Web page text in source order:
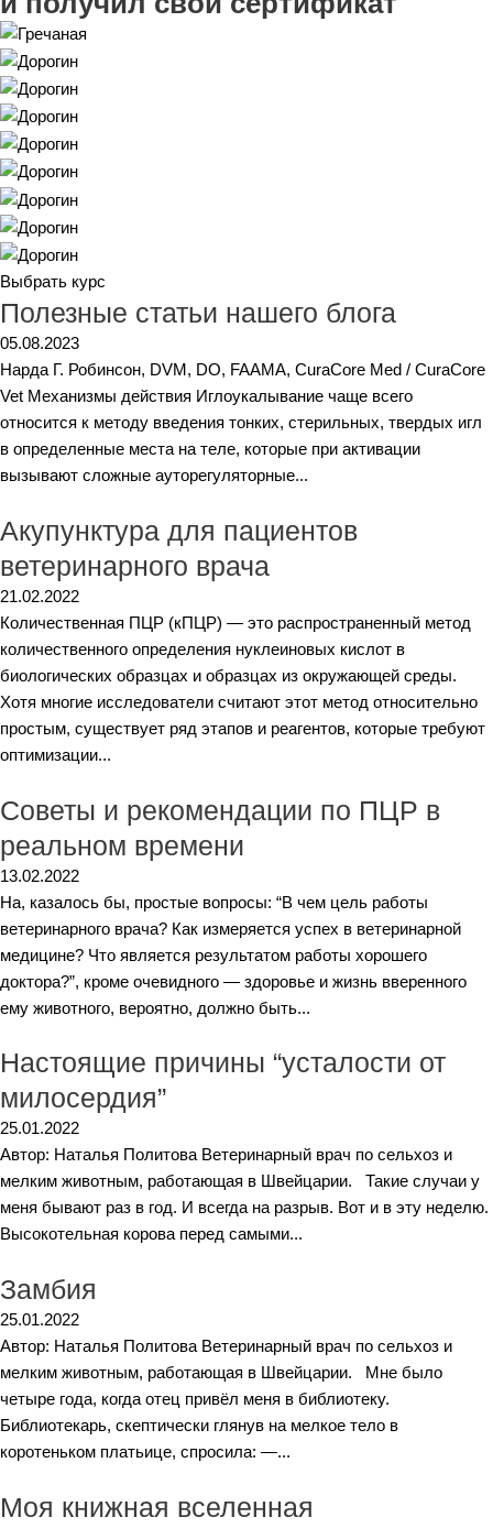
Выбрать курс
Полезные статьи нашего блога
05.08.2023
Нарда Г. Робинсон, DVM, DO, FAAMA, CuraCore Med / CuraCore
Vet Механизмы действия Иглоукалывание чаще всего
относится к методу введения тонких, стерильных, твердых игл
в определенные места на теле, которые при активации
вызывают сложные ауторегуляторные...
Акупунктура для пациентов
ветеринарного врача
21.02.2022
Количественная ПЦР (кПЦР) — это распространенный метод
количественного определения нуклеиновых кислот в
биологических образцах и образцах из окружающей среды.
Хотя многие исследователи считают этот метод относительно
простым, существует ряд этапов и реагентов, которые требуют
оптимизации...
Советы и рекомендации по ПЦР в
реальном времени
13.02.2022
На, казалось бы, простые вопросы: “В чем цель работы
ветеринарного врача? Как измеряется успех в ветеринарной
медицине? Что является результатом работы хорошего
доктора?”, кроме очевидного — здоровье и жизнь вверенного
ему животного, вероятно, должно быть...
Настоящие причины “усталости от
милосердия”
25.01.2022
Автор: Наталья Политова Ветеринарный врач по сельхоз и
мелким животным, работающая в Швейцарии. Такие случаи у
меня бывают раз в год. И всегда на разрыв. Вот и в эту неделю.
Высокотельная корова перед самыми...
Замбия
25.01.2022
Автор: Наталья Политова Ветеринарный врач по сельхоз и
мелким животным, работающая в Швейцарии. Мне было
четыре года, когда отец привёл меня в библиотеку.
Библиотекарь, скептически глянув на мелкое тело в
коротеньком платьице, спросила: —...
Моя книжная вселенная